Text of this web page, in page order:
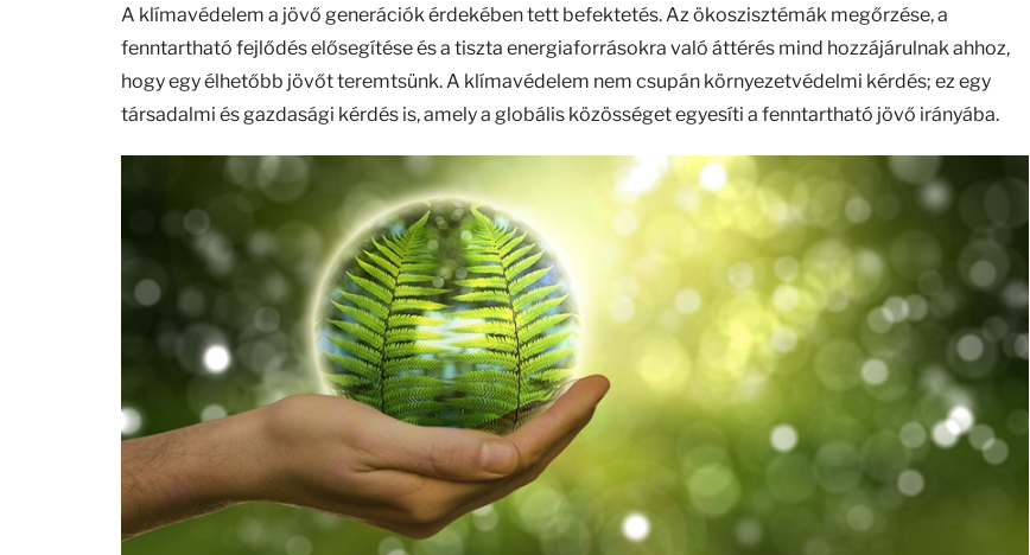
A klímavédelem a jövő generációk érdekében tett befektetés. Az ökoszisztémák megőrzése, a
fenntartható fejlődés elősegítése és a tiszta energiaforrásokra való áttérés mind hozzájárulnak ahhoz,
hogy egy élhetőbb jövőt teremtsünk. A klímavédelem nem csupán környezetvédelmi kérdés; ez egy
társadalmi és gazdasági kérdés is, amely a globális közösséget egyesíti a fenntartható jövő irányába.